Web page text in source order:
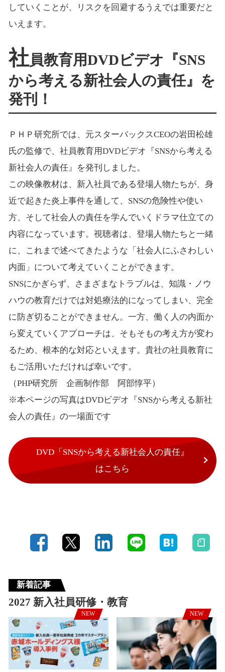
していくことが、リスクを回避するうえでは重要だと
いえます。
社員教育用DVDビデオ『SNS
から考える新社会人の責任』を
発刊！
ＰＨＰ研究所では、元スターバックスCEOの岩田松雄
氏の監修で、社員教育用DVDビデオ『SNSから考える
新社会人の責任』を発刊しました。
この映像教材は、新入社員である登場人物たちが、身
近で起きた炎上事件を通して、SNSの危険性や使い
方、そして社会人の責任を学んでいくドラマ仕立ての
内容になっています。視聴者は、登場人物たちと一緒
に、これまで述べてきたような「社会人にふさわしい
内面」について考えていくことができます。
SNSにかぎらず、さまざまなトラブルは、知識・ノウ
ハウの教育だけでは対処療法的になってしまい、完全
に防ぎ切ることができません。一方、働く人の内面か
ら変えていくアプローチは、そもそもの考え方が変わ
るため、根本的な対応といえます。貴社の社員教育に
もご活用いただければ幸いです。
（PHP研究所 企画制作部 阿部惇平）
※本ページの写真はDVDビデオ『SNSから考える新社
会人の責任』の一場面です
DVD「SNSから考える新社会人の責任』
はこちら
新着記事
2027 新入社員研修・教育
NEW NEW